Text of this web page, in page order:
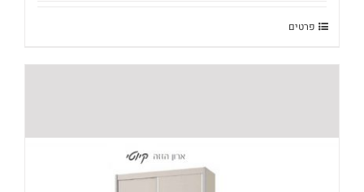
פרטים